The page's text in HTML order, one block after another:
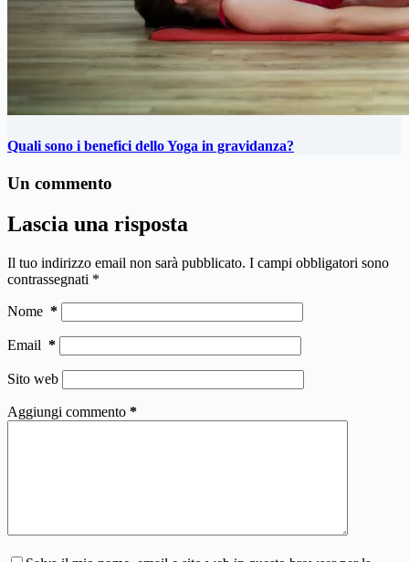
Quali sono i benefici dello Yoga in gravidanza?
Un commento
Lascia una risposta
Il tuo indirizzo email non sarà pubblicato. I campi obbligatori sono
contrassegnati *
Nome *
Email *
Sito web
Aggiungi commento *